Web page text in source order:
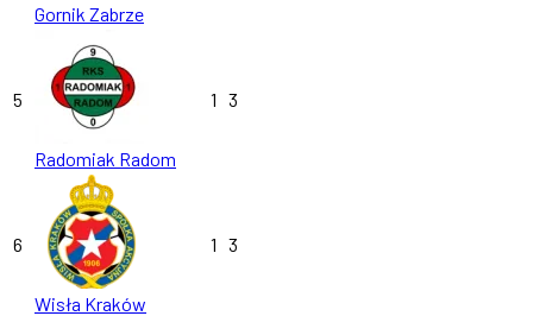
Gornik Zabrze
5
Radomiak Radom
1 3
6
Wisła Kraków
1 3